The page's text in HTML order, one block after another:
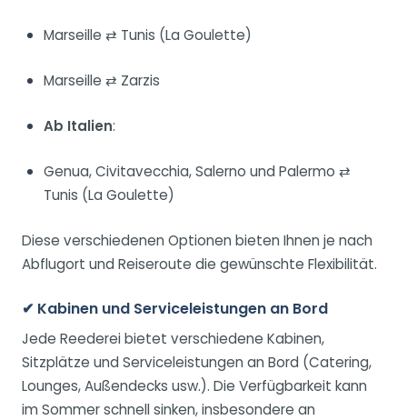
Marseille ⇄ Tunis (La Goulette)
Marseille ⇄ Zarzis
Ab Italien:
Genua, Civitavecchia, Salerno und Palermo ⇄
Tunis (La Goulette)
Diese verschiedenen Optionen bieten Ihnen je nach
Abflugort und Reiseroute die gewünschte Flexibilität.
✔ Kabinen und Serviceleistungen an Bord
Jede Reederei bietet verschiedene Kabinen,
Sitzplätze und Serviceleistungen an Bord (Catering,
Lounges, Außendecks usw.). Die Verfügbarkeit kann
im Sommer schnell sinken, insbesondere an